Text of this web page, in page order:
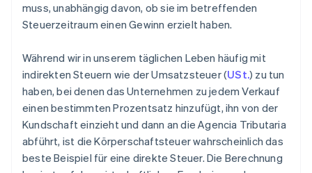
muss, unabhängig davon, ob sie im betreffenden
Steuerzeitraum einen Gewinn erzielt haben.
Während wir in unserem täglichen Leben häufig mit
indirekten Steuern wie der Umsatzsteuer (USt.) zu tun
haben, bei denen das Unternehmen zu jedem Verkauf
einen bestimmten Prozentsatz hinzufügt, ihn von der
Kundschaft einzieht und dann an die Agencia Tributaria
abführt, ist die Körperschaftsteuer wahrscheinlich das
beste Beispiel für eine direkte Steuer. Die Berechnung